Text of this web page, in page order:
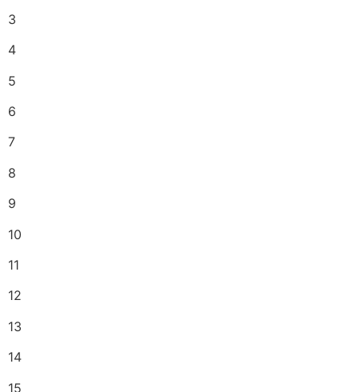
3
4
5
6
7
8
9
10
11
12
13
14
15